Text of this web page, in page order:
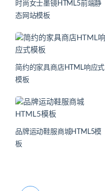
时尚女士墨镜HTML5前端静
态网站模板
简约的家具商店HTML响应式
模板
品牌运动鞋服商城HTML5模
板